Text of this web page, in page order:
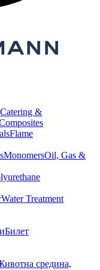
Catering &
Flame
MonomersOil, Gas &
Water Treatment
Билет
средина,